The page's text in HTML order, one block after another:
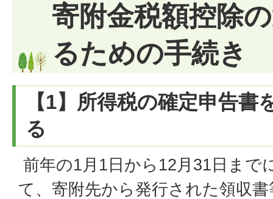
寄附金税額控除
るための手続き
【1】所得税の確定申告書
る
前年の1月1日から12月31日まで
て、寄附先から発行された領収